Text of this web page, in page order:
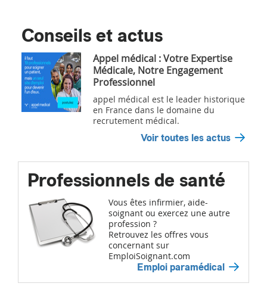
Conseils et actus
Appel médical : Votre Expertise
Médicale, Notre Engagement
Professionnel
appel médical est le leader historique
en France dans le domaine du
recrutement médical.
Voir toutes les actus
Professionnels de santé
Vous êtes infirmier, aide-
soignant ou exercez une autre
profession ?
Retrouvez les offres vous
concernant sur
EmploiSoignant.com
Emploi paramédical